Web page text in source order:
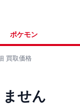
ポケモン
買取価格
せん